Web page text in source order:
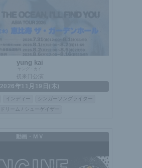
yung kai
初来日公演
2026年11月19日(木)
インディー
シンガーソングライター
ドリーム / シューゲイザー
動画・ＭＶ